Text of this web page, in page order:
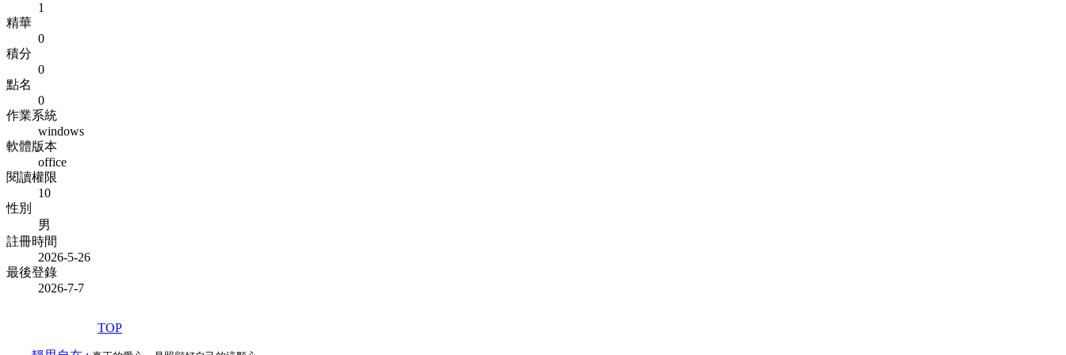
1
精華
0
積分
0
點名
0
作業系統
windows
軟體版本
office
閱讀權限
10
性別
男
註冊時間
2026-5-26
最後登錄
2026-7-7
TOP